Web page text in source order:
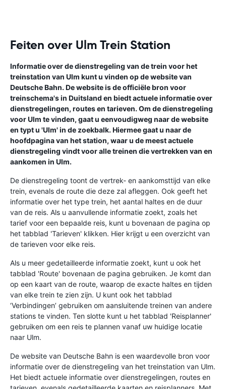
Feiten over Ulm Trein Station
Informatie over de dienstregeling van de trein voor het
treinstation van Ulm kunt u vinden op de website van
Deutsche Bahn. De website is de officiële bron voor
treinschema's in Duitsland en biedt actuele informatie over
dienstregelingen, routes en tarieven. Om de dienstregeling
voor Ulm te vinden, gaat u eenvoudigweg naar de website
en typt u 'Ulm' in de zoekbalk. Hiermee gaat u naar de
hoofdpagina van het station, waar u de meest actuele
dienstregeling vindt voor alle treinen die vertrekken van en
aankomen in Ulm.
De dienstregeling toont de vertrek- en aankomsttijd van elke
trein, evenals de route die deze zal afleggen. Ook geeft het
informatie over het type trein, het aantal haltes en de duur
van de reis. Als u aanvullende informatie zoekt, zoals het
tarief voor een bepaalde reis, kunt u bovenaan de pagina op
het tabblad 'Tarieven' klikken. Hier krijgt u een overzicht van
de tarieven voor elke reis.
Als u meer gedetailleerde informatie zoekt, kunt u ook het
tabblad 'Route' bovenaan de pagina gebruiken. Je komt dan
op een kaart van de route, waarop de exacte haltes en tijden
van elke trein te zien zijn. U kunt ook het tabblad
‘Verbindingen’ gebruiken om aansluitende treinen van andere
stations te vinden. Ten slotte kunt u het tabblad 'Reisplanner'
gebruiken om een ​​reis te plannen vanaf uw huidige locatie
naar Ulm.
De website van Deutsche Bahn is een waardevolle bron voor
informatie over de dienstregeling van het treinstation van Ulm.
Het biedt actuele informatie over dienstregelingen, routes en